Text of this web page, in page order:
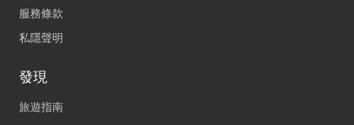
服務條款
私隱聲明
發現
旅遊指南